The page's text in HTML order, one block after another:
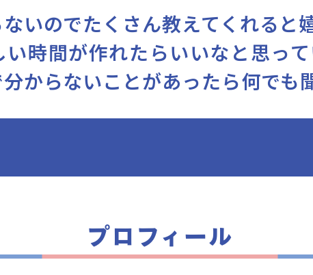
トップページ
いのでたくさん教えてくれると
時間が作れたらいいなと思っ
からないことがあったら何でも
プロフィール